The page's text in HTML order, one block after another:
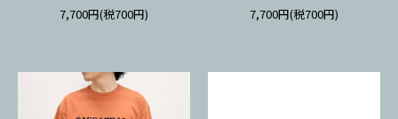
7,700円(税700円)
7,700円(税700円)